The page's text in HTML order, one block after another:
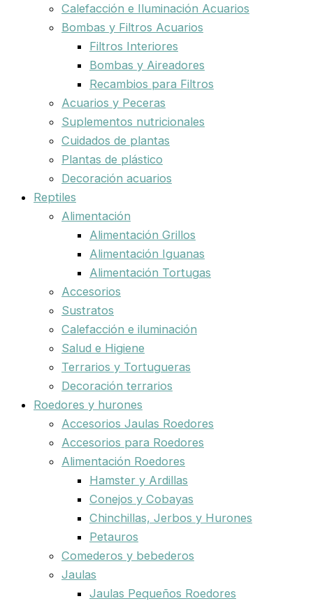
Calefacción e Iluminación Acuarios
Bombas y Filtros Acuarios
Filtros Interiores
Bombas y Aireadores
Recambios para Filtros
Acuarios y Peceras
Suplementos nutricionales
Cuidados de plantas
Plantas de plástico
Decoración acuarios
Reptiles
Alimentación
Alimentación Grillos
Alimentación Iguanas
Alimentación Tortugas
Accesorios
Sustratos
Calefacción e iluminación
Salud e Higiene
Terrarios y Tortugueras
Decoración terrarios
Roedores y hurones
Accesorios Jaulas Roedores
Accesorios para Roedores
Alimentación Roedores
Hamster y Ardillas
Conejos y Cobayas
Chinchillas, Jerbos y Hurones
Petauros
Comederos y bebederos
Jaulas
Jaulas Pequeños Roedores